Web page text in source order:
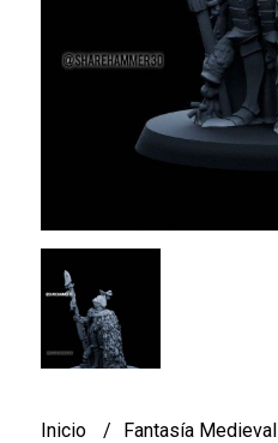
Inicio Fantasía Medieval